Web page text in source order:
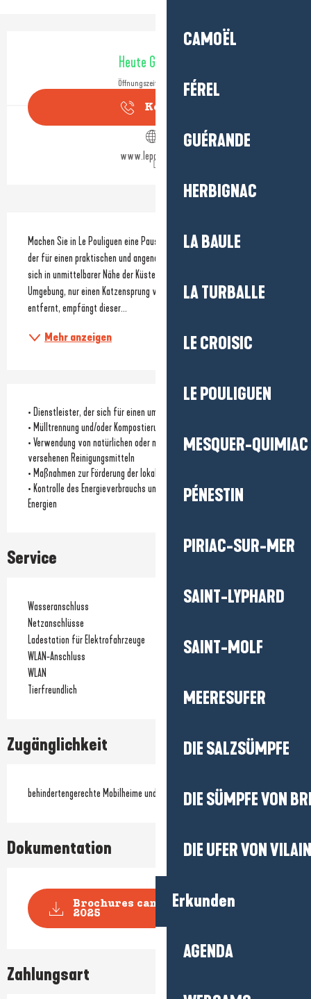
CAMOËL
FÉREL
GUÉRANDE
HERBIGNAC
LA BAULE
LA TURBALLE
LE CROISIC
LE POULIGUEN
MESQUER-QUIMIAC
PÉNESTIN
PIRIAC-SUR-MER
SAINT-LYPHARD
SAINT-MOLF
MEERESUFER
DIE SALZSÜMPFE
DIE SÜMPFE VON
DIE UFER VON
Erkunden
AGENDA
Öffnungszeiten & Kontaktdaten
Heute Geöffnet
Öffnungszeiten ansehen
Kontakt
www.lepouliguen.fr
Beschreibung
Machen Sie in Le Pouliguen eine Pause auf einem Wohnmobilstellplatz,
der für einen praktischen und angenehmen Aufenthalt konzipiert ist und
sich in unmittelbarer Nähe der Küste befindet. In einer grünen
Umgebung, nur einen Katzensprung vom Campingplatz „Le Cléin“
entfernt, empfängt dieser...
Mehr anzeigen
• Dienstleister, der sich für einen umweltfreundlichen Ansatz einsetzt
• Mülltrennung und/oder Kompostierung für Kunden verfügbar
• Verwendung von natürlichen oder mit einem Umweltzeichen
versehenen Reinigungsmitteln
• Maßnahmen zur Förderung der lokalen Biodiversität
• Kontrolle des Energieverbrauchs und/oder Nutzung erneuerbarer
Energien
Service
Wasseranschluss
Netzanschlüsse
Ladestation für Elektrofahrzeuge
WLAN-Anschluss
WLAN
Tierfreundlich
Zugänglichkeit
behindertengerechte Mobilheime und Hütten
Dokumentation
Brochures campings municipaux
2025
Zahlungsart